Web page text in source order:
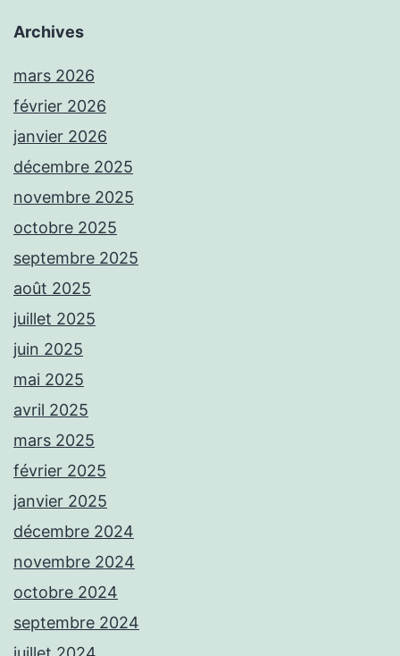
Archives
mars 2026
février 2026
janvier 2026
décembre 2025
novembre 2025
octobre 2025
septembre 2025
août 2025
juillet 2025
juin 2025
mai 2025
avril 2025
mars 2025
février 2025
janvier 2025
décembre 2024
novembre 2024
octobre 2024
septembre 2024